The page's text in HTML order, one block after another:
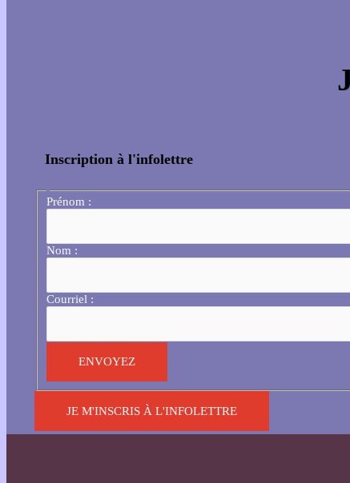
Inscription à l'infolettre
Prénom :
Nom :
Courriel :
JE M'INSCRIS À L'INFOLETTRE